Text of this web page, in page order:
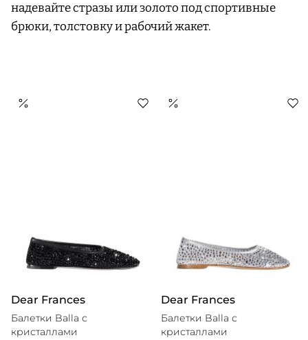
надевайте стразы или золото под спортивные
брюки, толстовку и рабочий жакет.
Dear Frances
Балетки Balla с
кристаллами
Dear Frances
Балетки Balla с
кристаллами